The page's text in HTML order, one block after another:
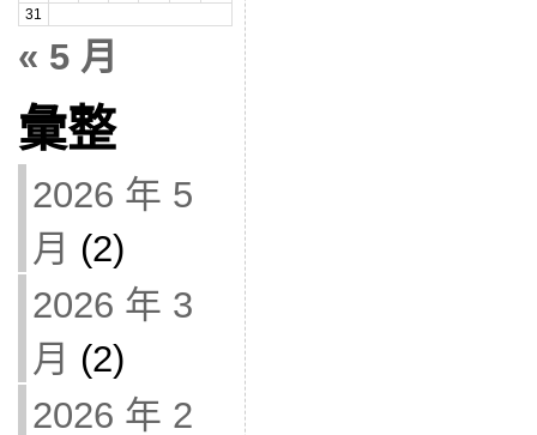
31
« 5 月
彙整
2026 年 5
月 (2)
2026 年 3
月 (2)
2026 年 2